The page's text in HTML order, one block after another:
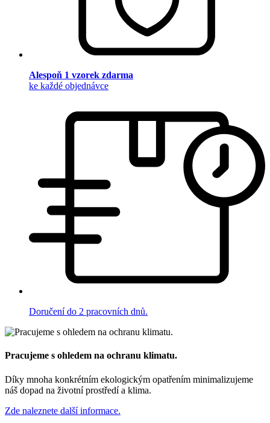
Alespoň 1 vzorek zdarma
ke každé objednávce
Doručení do 2 pracovních dnů.
Pracujeme s ohledem na ochranu klimatu.
Díky mnoha konkrétním ekologickým opatřením minimalizujeme
náš dopad na životní prostředí a klima.
Zde naleznete další informace.